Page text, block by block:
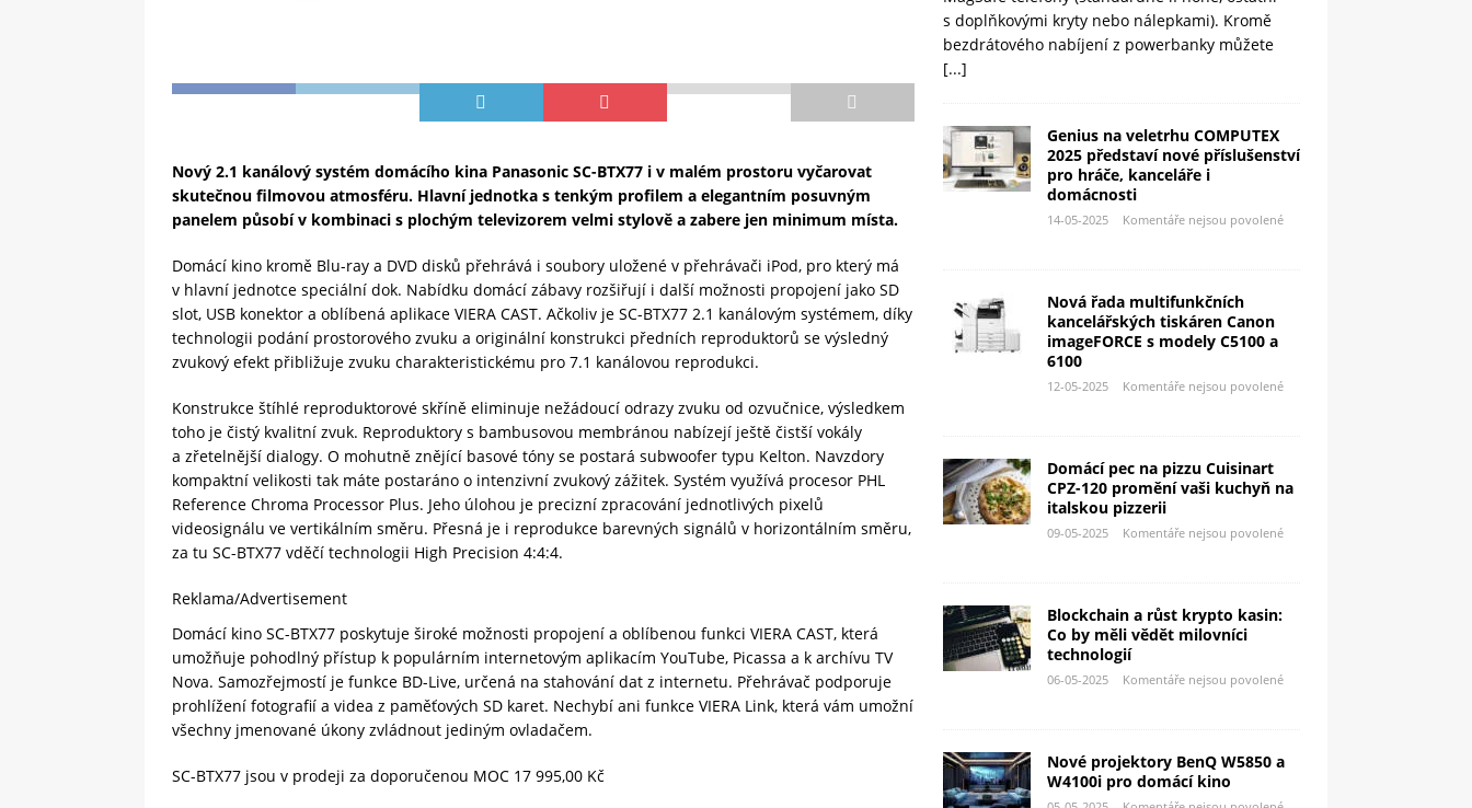
Nový 2.1 kanálový systém domácího kina Panasonic SC-BTX77 i v malém prostoru vyčarovat
skutečnou filmovou atmosféru. Hlavní jednotka s tenkým profilem a elegantním posuvným
panelem působí v kombinaci s plochým televizorem velmi stylově a zabere jen minimum místa.
Domácí kino kromě Blu-ray a DVD disků přehrává i soubory uložené v přehrávači iPod, pro který má
v hlavní jednotce speciální dok. Nabídku domácí zábavy rozšiřují i další možnosti propojení jako SD
slot, USB konektor a oblíbená aplikace VIERA CAST. Ačkoliv je SC-BTX77 2.1 kanálovým systémem, díky
technologii podání prostorového zvuku a originální konstrukci předních reproduktorů se výsledný
zvukový efekt přibližuje zvuku charakteristickému pro 7.1 kanálovou reprodukci.
Konstrukce štíhlé reproduktorové skříně eliminuje nežádoucí odrazy zvuku od ozvučnice, výsledkem
toho je čistý kvalitní zvuk. Reproduktory s bambusovou membránou nabízejí ještě čistší vokály
a zřetelnější dialogy. O mohutně znějící basové tóny se postará subwoofer typu Kelton. Navzdory
kompaktní velikosti tak máte postaráno o intenzivní zvukový zážitek. Systém využívá procesor PHL
Reference Chroma Processor Plus. Jeho úlohou je precizní zpracování jednotlivých pixelů
videosignálu ve vertikálním směru. Přesná je i reprodukce barevných signálů v horizontálním směru,
za tu SC-BTX77 vděčí technologii High Precision 4:4:4.
Reklama/Advertisement
Domácí kino SC-BTX77 poskytuje široké možnosti propojení a oblíbenou funkci VIERA CAST, která
umožňuje pohodlný přístup k populárním internetovým aplikacím YouTube, Picassa a k archívu TV
Nova. Samozřejmostí je funkce BD-Live, určená na stahování dat z internetu. Přehrávač podporuje
prohlížení fotografií a videa z paměťových SD karet. Nechybí ani funkce VIERA Link, která vám umožní
všechny jmenované úkony zvládnout jediným ovladačem.
SC-BTX77 jsou v prodeji za doporučenou MOC 17 995,00 Kč
s doplňkovými kryty nebo nálepkami). Kromě
bezdrátového nabíjení z powerbanky můžete
[...]
Genius na veletrhu COMPUTEX
2025 představí nové příslušenství
pro hráče, kanceláře i
domácnosti
14-05-2025 Komentáře nejsou povolené
Nová řada multifunkčních
kancelářských tiskáren Canon
imageFORCE s modely C5100 a
6100
12-05-2025 Komentáře nejsou povolené
Domácí pec na pizzu Cuisinart
CPZ-120 promění vaši kuchyň na
italskou pizzerii
09-05-2025 Komentáře nejsou povolené
Blockchain a růst krypto kasin:
Co by měli vědět milovníci
technologií
06-05-2025 Komentáře nejsou povolené
Nové projektory BenQ W5850 a
W4100i pro domácí kino